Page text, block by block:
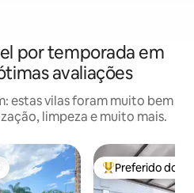
por temporada em
avaliações
estas vilas foram muito bem
limpeza e muito mais.
dos hóspedes Entre os
Preferido dos